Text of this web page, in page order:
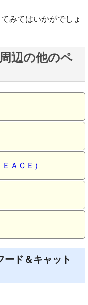
みてはいかがでしょ
辺の他のペ
ＡＣＥ）
ード＆キャット